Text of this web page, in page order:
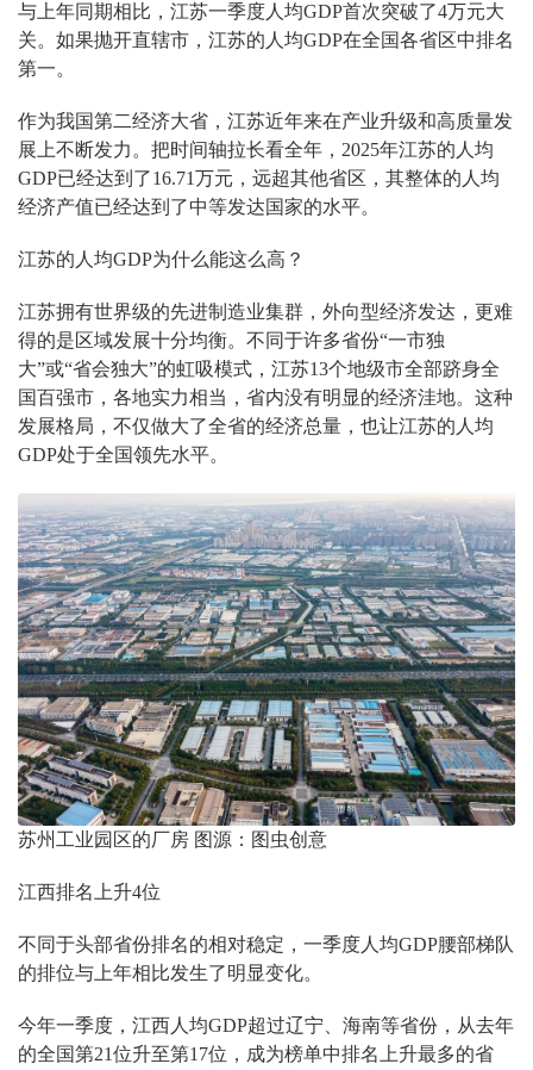
与上年同期相比，江苏一季度人均GDP首次突破了4万元大
关。如果抛开直辖市，江苏的人均GDP在全国各省区中排名
第一。
作为我国第二经济大省，江苏近年来在产业升级和高质量发
展上不断发力。把时间轴拉长看全年，2025年江苏的人均
GDP已经达到了16.71万元，远超其他省区，其整体的人均
经济产值已经达到了中等发达国家的水平。
江苏的人均GDP为什么能这么高？
江苏拥有世界级的先进制造业集群，外向型经济发达，更难
得的是区域发展十分均衡。不同于许多省份“一市独
大”或“省会独大”的虹吸模式，江苏13个地级市全部跻身全
国百强市，各地实力相当，省内没有明显的经济洼地。这种
发展格局，不仅做大了全省的经济总量，也让江苏的人均
GDP处于全国领先水平。
苏州工业园区的厂房 图源：图虫创意
江西排名上升4位
不同于头部省份排名的相对稳定，一季度人均GDP腰部梯队
的排位与上年相比发生了明显变化。
今年一季度，江西人均GDP超过辽宁、海南等省份，从去年
的全国第21位升至第17位，成为榜单中排名上升最多的省